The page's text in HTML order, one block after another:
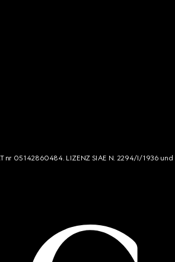
nr 05142860484. LIZENZ SIAE N. 2294/I/1936